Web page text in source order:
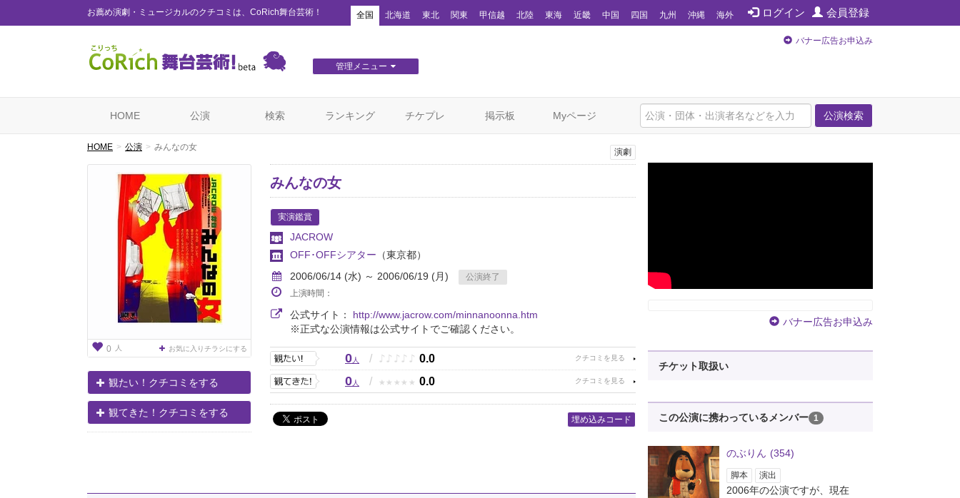
お薦め演劇・ミュージカルのクチコミは、CoRich舞台芸術！ ログイン 会員登録
全国 北海道 東北 関東 甲信越 北陸 東海 近畿 中国 四国 九州 沖縄 海外
管理メニュー
バナー広告お申込み
公演検索
HOME 公演 検索 ランキング チケプレ 掲示板 Myページ
HOME 公演 みんなの女
0 人 お気に入りチラシにする
観たい！クチコミをする
観てきた！クチコミをする
演劇
みんなの女
実演鑑賞
JACROW
OFF･OFFシアター （東京都）
2006/06/14 (水) ～ 2006/06/19 (月)
公演終了
上演時間：
公式サイト： http://www.jacrow.com/minnanoonna.htm
※正式な公演情報は公式サイトでご確認ください。
0人 / ♪ ♪ ♪ ♪ ♪ 0.0
0人 / ★ ★ ★ ★ ★ 0.0
埋め込みコード
バナー広告お申込み
チケット取扱い
この公演に携わっているメンバー 1
のぶりん (354)
脚本 演出
2006年の公演ですが、現在